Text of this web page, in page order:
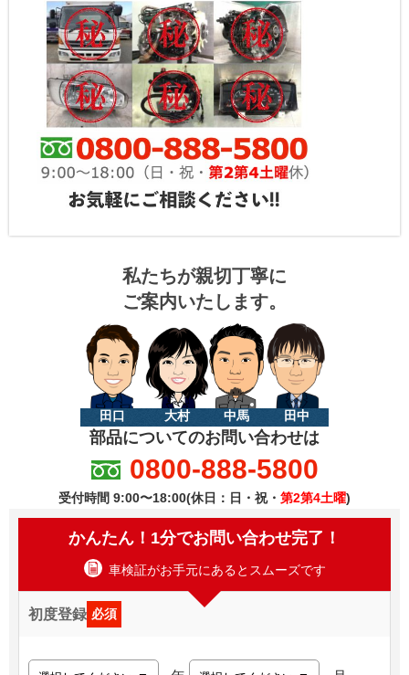
私たちが親切丁寧に
ご案内いたします。
田口 大村 中馬 田中
部品についてのお問い合わせは
0800-888-5800
受付時間 9:00〜18:00(休日：日・祝・ 第2第4土曜)
かんたん！1分でお問い合わせ完了！
車検証がお手元にあるとスムーズです
初度登録 必須